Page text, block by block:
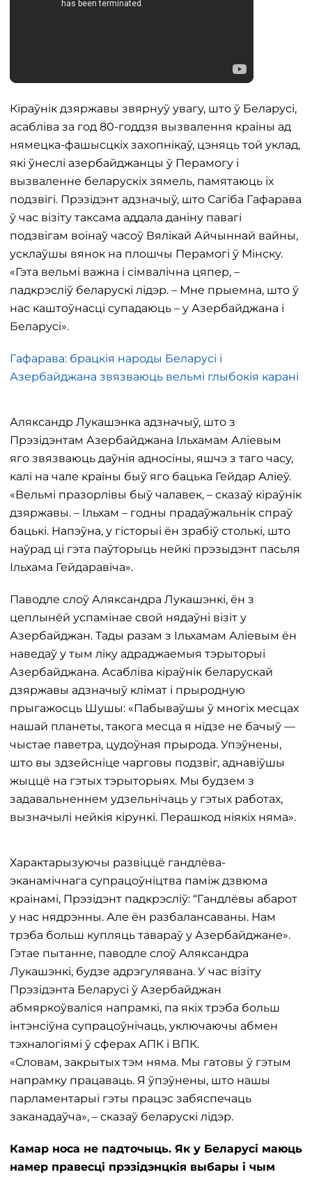
Кіраўнік дзяржавы звярнуў увагу, што ў Беларусі,
асабліва за год 80-годдзя вызвалення краіны ад
нямецка-фашысцкіх захопнікаў, цэняць той уклад,
які ўнеслі азербайджанцы ў Перамогу і
вызваленне беларускіх зямель, памятаюць іх
подзвігі. Прэзідэнт адзначыў, што Сагіба Гафарава
ў час візіту таксама аддала даніну павагі
подзвігам воінаў часоў Вялікай Айчыннай вайны,
усклаўшы вянок на плошчы Перамогі ў Мінску.
«Гэта вельмі важна і сімвалічна цяпер, –
падкрэсліў беларускі лідэр. – Мне прыемна, што ў
нас каштоўнасці супадаюць – у Азербайджана і
Беларусі».
Гафарава: брацкія народы Беларусі і
Азербайджана звязваюць вельмі глыбокія карані
Аляксандр Лукашэнка адзначыў, што з
Прэзідэнтам Азербайджана Ільхамам Аліевым
яго звязваюць даўнія адносіны, яшчэ з таго часу,
калі на чале краіны быў яго бацька Гейдар Аліеў.
«Вельмі празорлівы быў чалавек, – сказаў кіраўнік
дзяржавы. – Ільхам – годны прадаўжальнік спраў
бацькі. Напэўна, у гісторыі ён зрабіў столькі, што
наўрад ці гэта паўторыць нейкі прэзыдэнт пасьля
Ільхама Гейдаравіча».
Паводле слоў Аляксандра Лукашэнкі, ён з
цеплынёй успамінае свой нядаўні візіт у
Азербайджан. Тады разам з Ільхамам Аліевым ён
наведаў у тым ліку адраджаемыя тэрыторыі
Азербайджана. Асабліва кіраўнік беларускай
дзяржавы адзначыў клімат і прыродную
прыгажосць Шушы: «Пабываўшы ў многіх месцах
нашай планеты, такога месца я нідзе не бачыў —
чыстае паветра, цудоўная прырода. Упэўнены,
што вы здзейсніце чарговы подзвіг, аднавіўшы
жыццё на гэтых тэрыторыях. Мы будзем з
задавальненнем удзельнічаць у гэтых работах,
вызначылі нейкія кірункі. Перашкод ніякіх няма».
Характарызуючы развіццё гандлёва-
эканамічнага супрацоўніцтва паміж дзвюма
краінамі, Прэзідэнт падкрэсліў: “Гандлёвы абарот
у нас нядрэнны. Але ён разбалансаваны. Нам
трэба больш купляць тавараў у Азербайджане».
Гэтае пытанне, паводле слоў Аляксандра
Лукашэнкі, будзе адрэгулявана. У час візіту
Прэзідэнта Беларусі ў Азербайджан
абмяркоўваліся напрамкі, па якіх трэба больш
інтэнсіўна супрацоўнічаць, уключаючы абмен
тэхналогіямі ў сферах АПК і ВПК.
«Словам, закрытых тэм няма. Мы гатовы ў гэтым
напрамку працаваць. Я ўпэўнены, што нашы
парламентарыі гэты працэс забяспечаць
заканадаўча», – сказаў беларускі лідэр.
Камар носа не падточыць. Як у Беларусі маюць
намер правесці прэзідэнцкія выбары і чым